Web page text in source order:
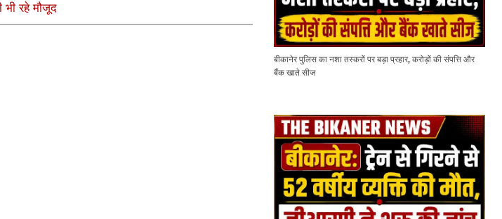
भी रहे मौजूद
बीकानेर पुलिस का नशा तस्करों पर बड़ा प्रहार, करोड़ों की संपत्ति और
बैंक खाते सीज